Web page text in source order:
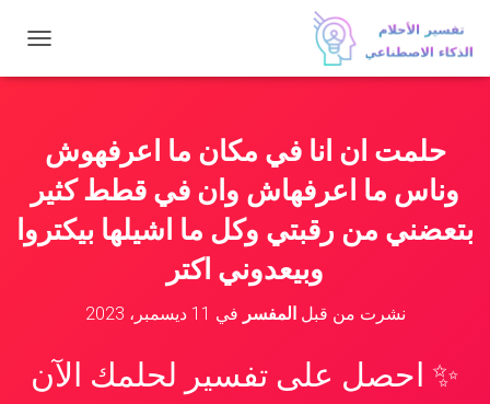
ب
ت
ق
حلمت ان انا في مكان ما اعرفهوش
وناس ما اعرفهاش وان في قطط كثير
بتعضني من رقبتي وكل ما اشيلها بيكتروا
وبيعدوني اكتر
نشرت من قبلالمفسر في 11 ديسمبر، 2023
✨ احصل على تفسير لحلمك الآن